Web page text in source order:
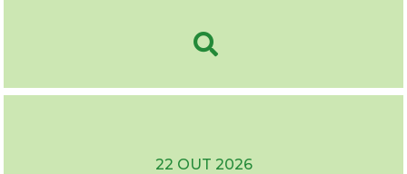
22 OUT 2026